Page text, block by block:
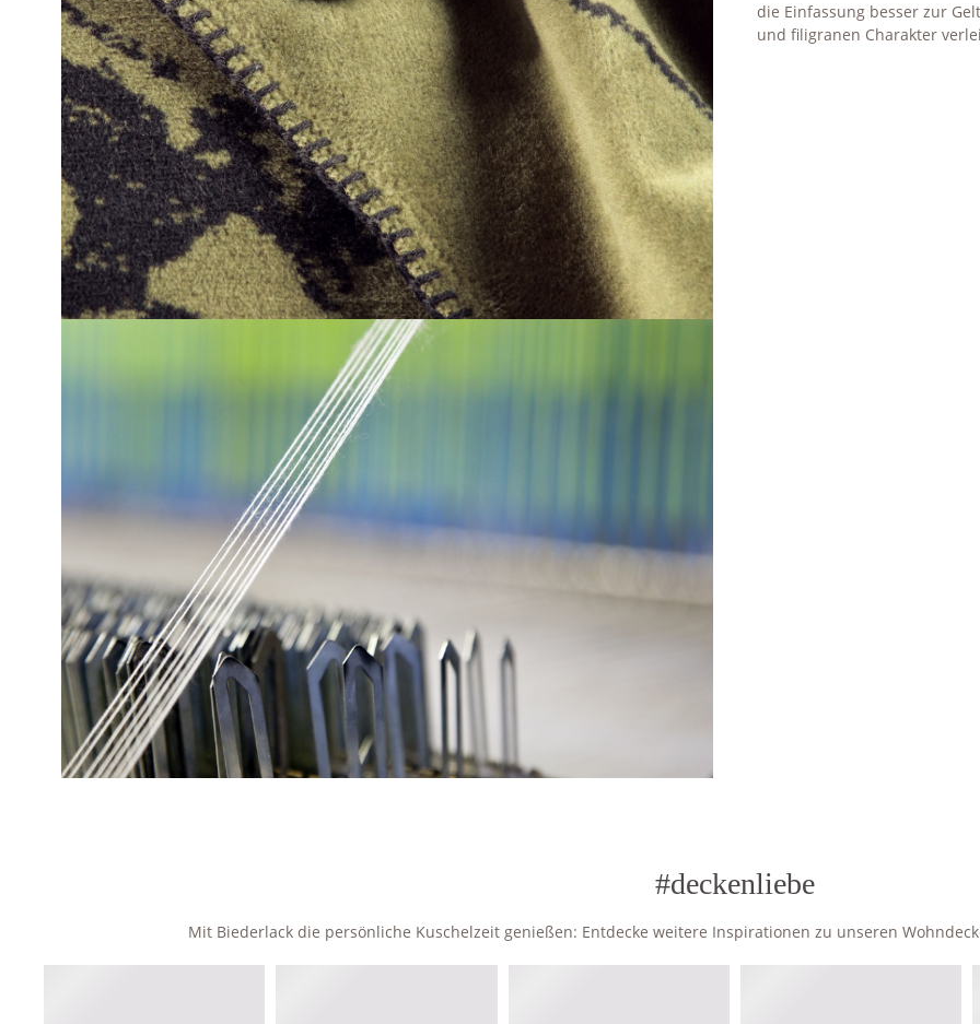
die Einfassung besser zur
und filigranen Charakter
#deckenliebe
Mit Biederlack die persönliche Kuschelzeit genießen: Entdecke weitere Inspirationen zu unseren